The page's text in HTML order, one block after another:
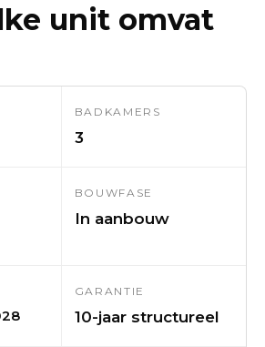
unit omvat
BADKAMERS
3
BOUWFASE
In aanbouw
GARANTIE
10-jaar structureel